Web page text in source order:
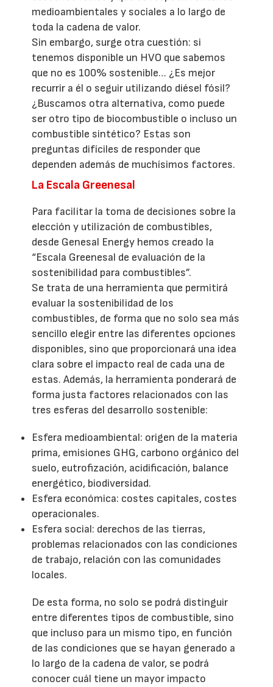
medioambientales y sociales a lo largo de
toda la cadena de valor.
Sin embargo, surge otra cuestión: si
tenemos disponible un HVO que sabemos
que no es 100% sostenible… ¿Es mejor
recurrir a él o seguir utilizando diésel fósil?
¿Buscamos otra alternativa, como puede
ser otro tipo de biocombustible o incluso un
combustible sintético? Estas son
preguntas difíciles de responder que
dependen además de muchísimos factores.
La Escala Greenesal
Para facilitar la toma de decisiones sobre la
elección y utilización de combustibles,
desde Genesal Energy hemos creado la
“Escala Greenesal de evaluación de la
sostenibilidad para combustibles”.
Se trata de una herramienta que permitirá
evaluar la sostenibilidad de los
combustibles, de forma que no solo sea más
sencillo elegir entre las diferentes opciones
disponibles, sino que proporcionará una idea
clara sobre el impacto real de cada una de
estas. Además, la herramienta ponderará de
forma justa factores relacionados con las
tres esferas del desarrollo sostenible:
Esfera medioambiental: origen de la materia
prima, emisiones GHG, carbono orgánico del
suelo, eutrofización, acidificación, balance
energético, biodiversidad.
Esfera económica: costes capitales, costes
operacionales.
Esfera social: derechos de las tierras,
problemas relacionados con las condiciones
de trabajo, relación con las comunidades
locales.
De esta forma, no solo se podrá distinguir
entre diferentes tipos de combustible, sino
que incluso para un mismo tipo, en función
de las condiciones que se hayan generado a
lo largo de la cadena de valor, se podrá
conocer cuál tiene un mayor impacto